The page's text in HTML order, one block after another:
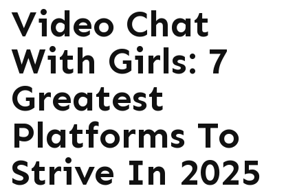
Video Chat
With Girls: 7
Greatest
Platforms To
Strive In 2025